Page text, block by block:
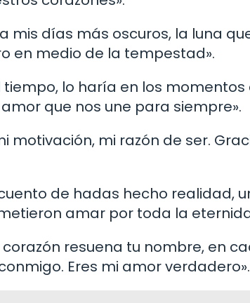
mis días más oscuros, la luna
en medio de la tempestad».
tiempo, lo haría en los
que nos une para siempre».
motivación, mi razón de ser.
de hadas hecho realidad,
amar por toda la
resuena tu nombre, en
Eres mi amor verdadero».